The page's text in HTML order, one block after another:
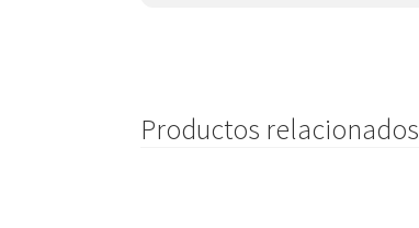
Productos relacionados